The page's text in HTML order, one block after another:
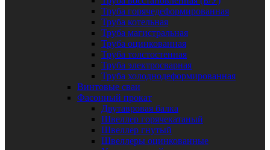
Труба горячедеформированная
Труба котельная
Труба магистральная
Труба оцинкованная
Труба толстостенная
Труба электросварная
Труба холоднодеформированная
Винтовые сваи
Фасонный прокат
Двутавровая балка
Швеллер горячекатаный
Швеллер гнутый
Швеллеры оцинкованные